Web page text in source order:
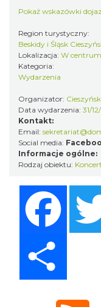
Cieszyn
0.05 km
60-lecie
PTTK
Cieszyn
0.06 km
Pokaż wskazówki
Region turystyczny:
Beskidy i Śląsk
Lokalizacja: W
Kategoria:
Wydarzenia
Organizator:
Data wydarzenia: 31/
Kontakt:
Email:
Social media:
Informacje ogólne:
Rodzaj obiektu: